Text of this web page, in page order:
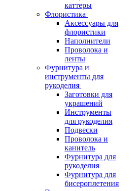
каттеры
Флористика
Аксессуары для
флористики
Наполнители
Проволока и
ленты
Фурнитура и
инструменты для
рукоделия
Заготовки для
украшений
Инструменты
для рукоделия
Подвески
Проволока и
канитель
Фурнитура для
рукоделия
Фурнитура для
бисероплетения